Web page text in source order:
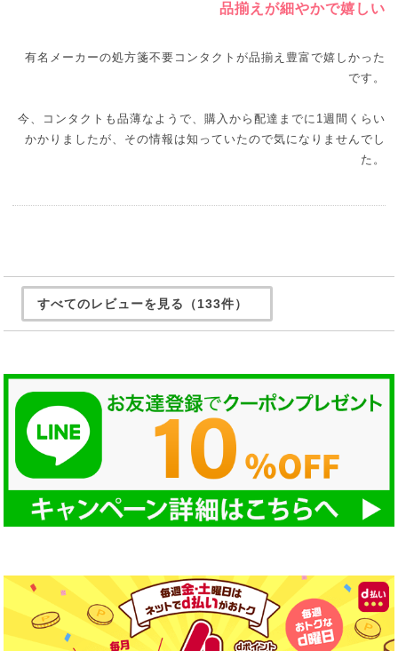
品揃えが細やかで嬉しい
有名メーカーの処方箋不要コンタクトが品揃え豊富で嬉しかった
です。
今、コンタクトも品薄なようで、購入から配達までに1週間くらい
かかりましたが、その情報は知っていたので気になりませんでし
た。
すべてのレビューを見る（133件）